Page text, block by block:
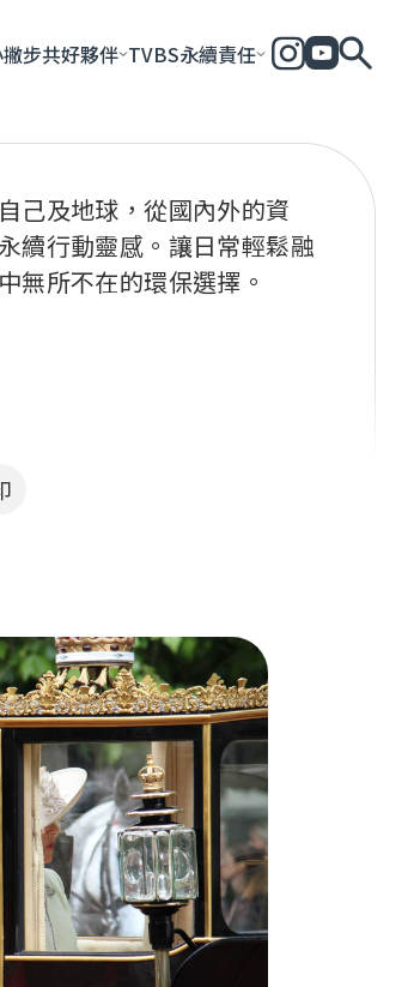
步共好夥伴 TVBS永續責任
己及地球，從國內外的資
續行動靈感。讓日常輕鬆融
無所不在的環保選擇。